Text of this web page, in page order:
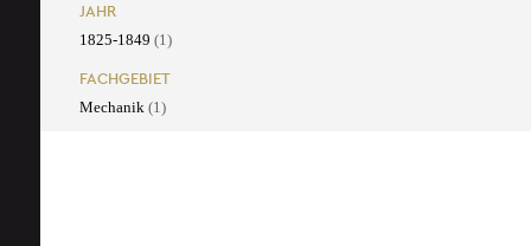
JAHR
1825-1849 (1)
FACHGEBIET
Mechanik (1)